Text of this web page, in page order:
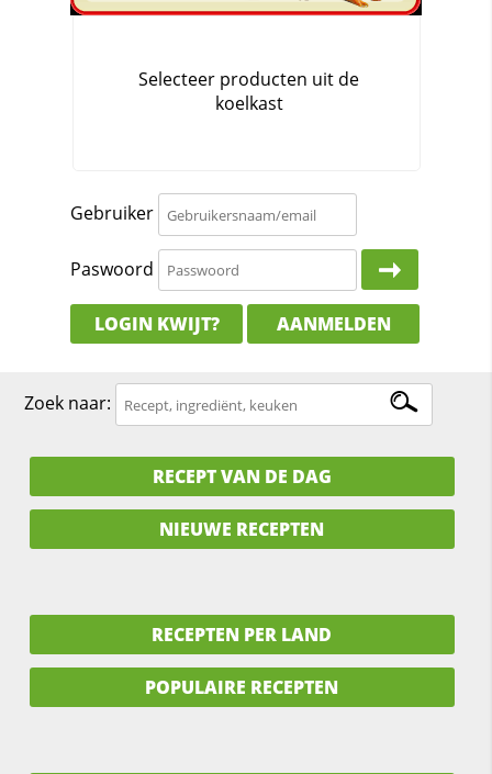
Gebruiker
Paswoord
LOGIN KWIJT? AANMELDEN
Zoek naar:
RECEPT VAN DE DAG
NIEUWE RECEPTEN
RECEPTEN PER LAND
POPULAIRE RECEPTEN